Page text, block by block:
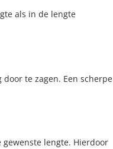
als in de lengte
te zagen. Een scherpe
lengte. Hierdoor